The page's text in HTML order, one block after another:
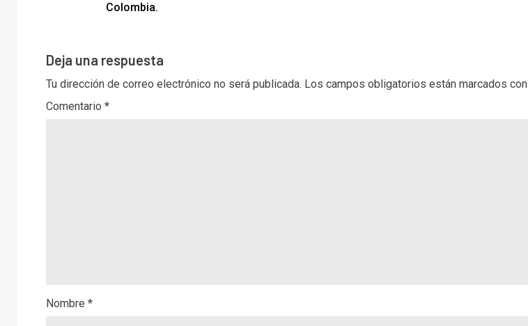
Colombia.
Deja una respuesta
Tu dirección de correo electrónico no será publicada. Los campos obligatorios están marcados con
Comentario *
Nombre *